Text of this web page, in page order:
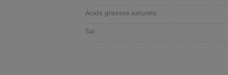
Àcids grassos saturats
Sal